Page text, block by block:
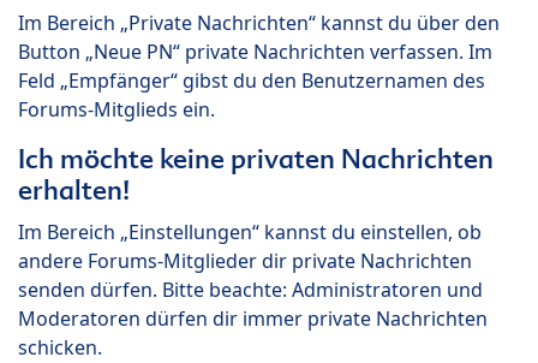
Im Bereich „Private Nachrichten“ kannst du über den
Button „Neue PN“ private Nachrichten verfassen. Im
Feld „Empfänger“ gibst du den Benutzernamen des
Forums-Mitglieds ein.
Ich möchte keine privaten Nachrichten
erhalten!
Im Bereich „Einstellungen“ kannst du einstellen, ob
andere Forums-Mitglieder dir private Nachrichten
senden dürfen. Bitte beachte: Administratoren und
Moderatoren dürfen dir immer private Nachrichten
schicken.